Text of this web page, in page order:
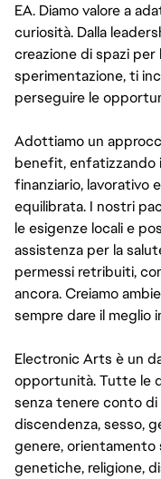
EA. Diamo valore a
curiosità. Dalla
creazione di spazi
sperimentazione, ti
perseguire le
Adottiamo un
benefit, enfatizzando
finanziario, lavorativo
equilibrata. I nostri
le esigenze locali e
assistenza per la
permessi retribuiti,
ancora. Creiamo
sempre dare il meglio
Electronic Arts è un
opportunità. Tutte le
senza tenere conto di
discendenza, sesso,
genere, orientamento
genetiche, religione,